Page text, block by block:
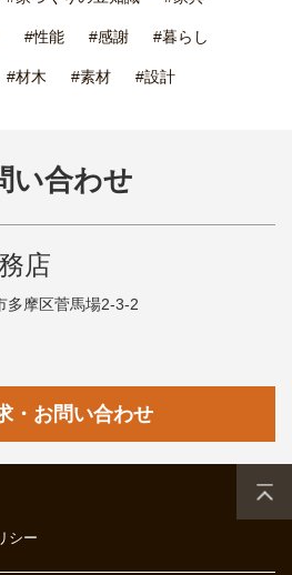
#性能 #感謝 #暮らし
#材木 #素材 #設計
い合わせ
店
多摩区菅馬場2-3-2
・お問い合わせ
シー